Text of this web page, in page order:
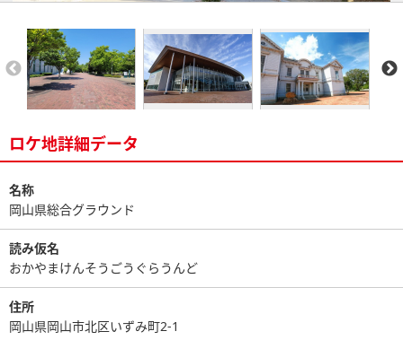
ロケ地詳細データ
名称
岡山県総合グラウンド
読み仮名
おかやまけんそうごうぐらうんど
住所
岡山県岡山市北区いずみ町2-1